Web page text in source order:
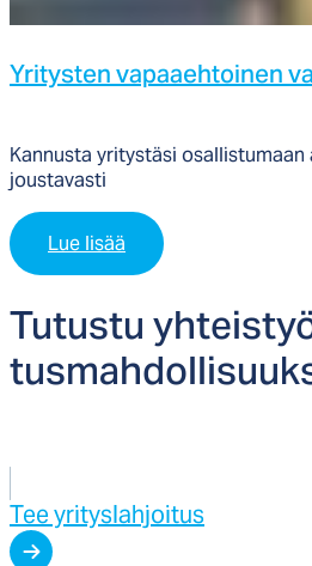
Yri­tys­ten va­paaeh­toi­nen
Kannusta yritystäsi
joustavasti
Lue lisää
Tu­tus­tu
Tee yrityslahjoitus